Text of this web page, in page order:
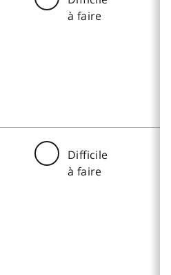
à faire
Difficile
à faire